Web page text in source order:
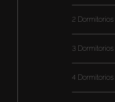
2 Dormitorios
3 Dormitorios
4 Dormitorios